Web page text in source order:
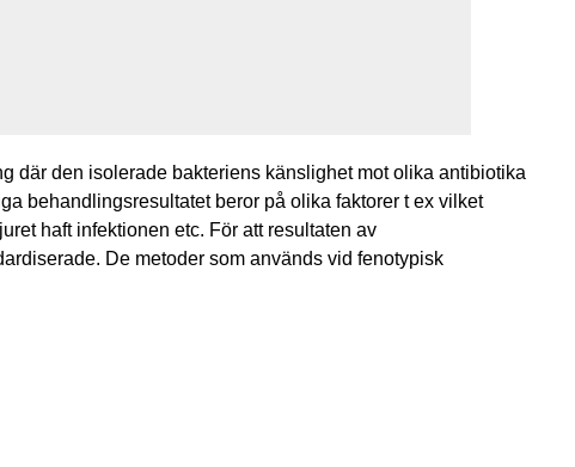
där den isolerade bakteriens känslighet mot olika antibiotika
behandlingsresultatet beror på olika faktorer t ex vilket
haft infektionen etc. För att resultaten av
De metoder som används vid fenotypisk